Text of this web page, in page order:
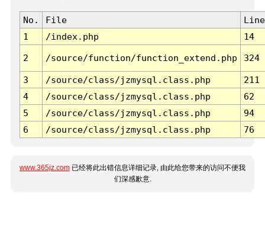
No. File
Line
1
/index.php 14
2 /source/function/function_extend.php 324
3 /source/class/jzmysql.class.php
211
4
/source/class/jzmysql.class.php
62
5
/source/class/jzmysql.class.php
94
6
/source/class/jzmysql.class.php 76
www.365jz.com 已经将此出错信息详细记录, 由此给您带来的访问不便我
们深感歉意.